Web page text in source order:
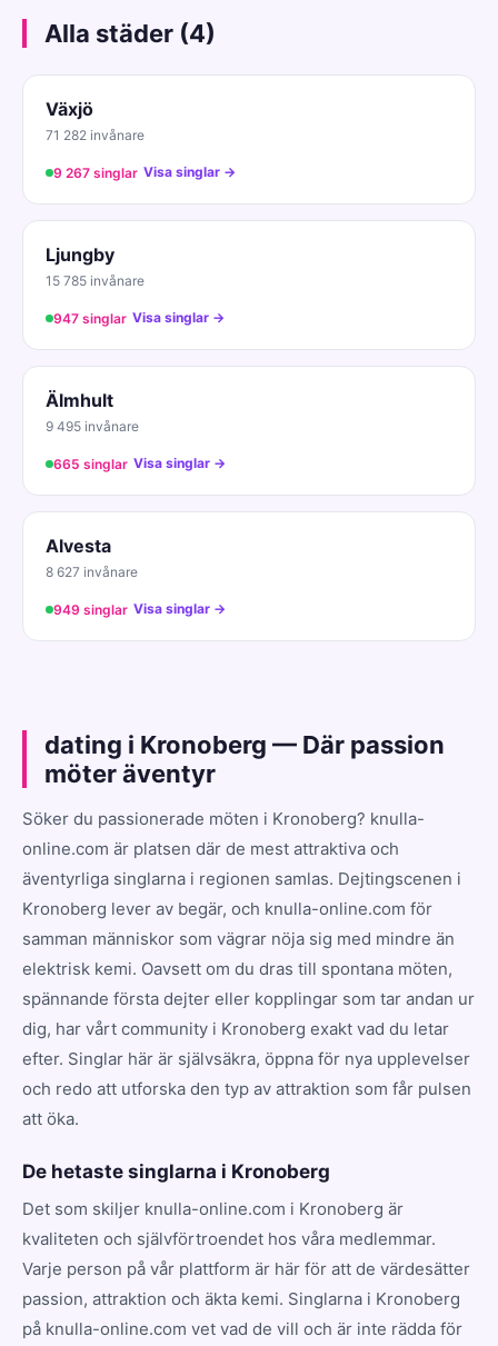
Alla städer (4)
Växjö
71 282 invånare
9 267 singlar Visa singlar →
Ljungby
15 785 invånare
947 singlar Visa singlar →
Älmhult
9 495 invånare
665 singlar Visa singlar →
Alvesta
8 627 invånare
949 singlar Visa singlar →
dating i Kronoberg — Där passion
möter äventyr
Söker du passionerade möten i Kronoberg? knulla-
online.com är platsen där de mest attraktiva och
äventyrliga singlarna i regionen samlas. Dejtingscenen i
Kronoberg lever av begär, och knulla-online.com för
samman människor som vägrar nöja sig med mindre än
elektrisk kemi. Oavsett om du dras till spontana möten,
spännande första dejter eller kopplingar som tar andan ur
dig, har vårt community i Kronoberg exakt vad du letar
efter. Singlar här är självsäkra, öppna för nya upplevelser
och redo att utforska den typ av attraktion som får pulsen
att öka.
De hetaste singlarna i Kronoberg
Det som skiljer knulla-online.com i Kronoberg är
kvaliteten och självförtroendet hos våra medlemmar.
Varje person på vår plattform är här för att de värdesätter
passion, attraktion och äkta kemi. Singlarna i Kronoberg
på knulla-online.com vet vad de vill och är inte rädda för